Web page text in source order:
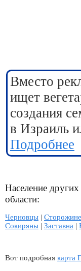
Вместо
ищет
создания
в Израиль
Подробнее
Население
области:
Черновцы |
Сокиряны | Заставна |
Вот подробная карта